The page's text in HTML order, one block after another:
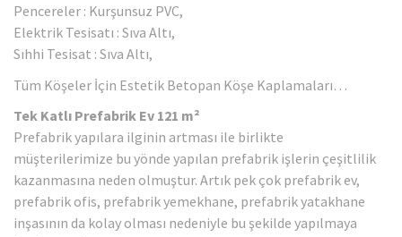
Pencereler : Kurşunsuz PVC,
Elektrik Tesisatı : Sıva Altı,
Sıhhi Tesisat : Sıva Altı,
Tüm Köşeler İçin Estetik Betopan Köşe Kaplamaları…
Tek Katlı Prefabrik Ev 121 m²
Prefabrik yapılara ilginin artması ile birlikte
müşterilerimize bu yönde yapılan prefabrik işlerin çeşitlilik
kazanmasına neden olmuştur. Artık pek çok prefabrik ev,
prefabrik ofis, prefabrik yemekhane, prefabrik yatakhane
inşasının da kolay olması nedeniyle bu şekilde yapılmaya